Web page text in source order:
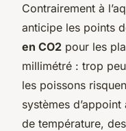
Contrairement à
anticipe les points
en CO2 pour les
millimétré : trop
les poissons
systèmes
de température,